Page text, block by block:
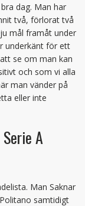
dag. Man har
två, förlorat två
mål framåt under
underkänt för ett
se om man kan
och som vi alla
man vänder på
eller inte
A
Man Saknar
samtidigt